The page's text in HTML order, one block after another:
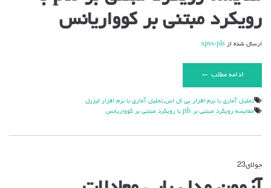
رویکرد
مبتنی
بر
با
بر
کوواریانس
رویکرد مبتنی بر کوواریانس
ارسال شده از spss-pls
ادامه مطلب ←
تحليل آماري با نرم افزار پي ال اس,تحليل آماري با نرم افزار ليزرل
مقایسه رویکرد مبتنی بر pls با رویکرد مبتنی بر کوواریانس
جولای23
آزمون